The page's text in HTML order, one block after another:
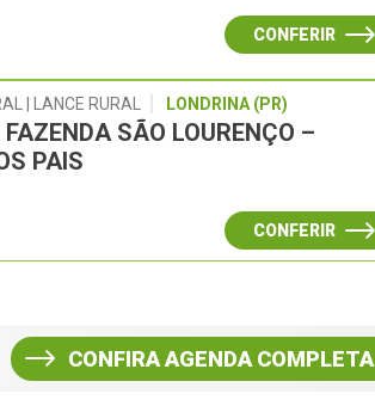
CONFERIR
| LANCE RURAL LONDRINA (PR)
SÃO LOURENÇO –
PAIS
CONFERIR
CONFIRA AGENDA COMPLETA